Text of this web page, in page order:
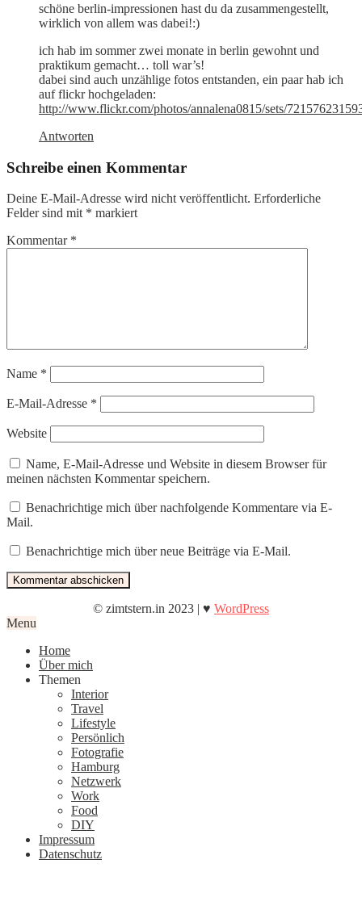
schöne berlin-impressionen hast du da zusammengestellt,
wirklich von allem was dabei!:)
ich hab im sommer zwei monate in berlin gewohnt und
praktikum gemacht… toll war’s!
dabei sind auch unzählige fotos entstanden, ein paar hab ich
auf flickr hochgeladen:
http://www.flickr.com/photos/annalena0815/sets/
Antworten
Schreibe einen Kommentar
Deine E-Mail-Adresse wird nicht veröffentlicht. Erforderliche
Felder sind mit * markiert
Kommentar *
Name *
E-Mail-Adresse *
Website
Name, E-Mail-Adresse und Website in diesem Browser für
meinen nächsten Kommentar speichern.
Benachrichtige mich über nachfolgende Kommentare via E-
Mail.
Benachrichtige mich über neue Beiträge via E-Mail.
© zimtstern.in 2023 | ♥ WordPress
Menu
Home
Über mich
Themen
Interior
Travel
Lifestyle
Persönlich
Fotografie
Hamburg
Netzwerk
Work
Food
DIY
Impressum
Datenschutz